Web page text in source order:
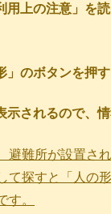
用上の注意」を
のボタンを押す
されるので、情
避難所が設置さ
て探すと「人の
す。